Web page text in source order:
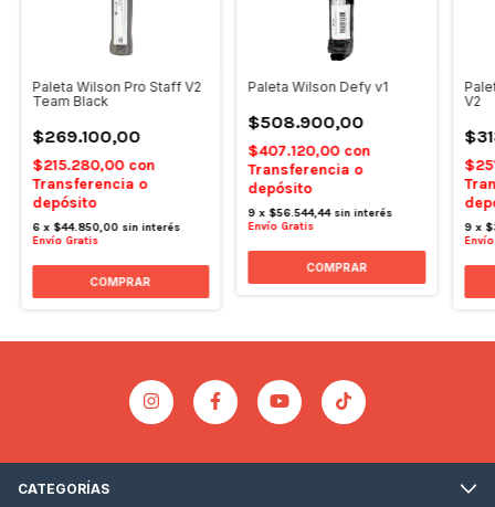
Paleta Wilson Pro Staff V2
Team Black
$269.100,00
$215.280,00 con
Transferencia o
depósito
6 x $44.850,00 sin interés
Envío Gratis
Paleta Wilson Defy v1
$508.900,00
$407.120,00 con
Transferencia o
depósito
9 x$56.544,44 sin interés
Envío Gratis
V2
9 x
CATEGORÍAS